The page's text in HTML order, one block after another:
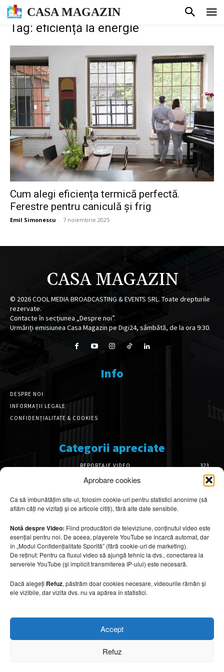
Aprobare cookies
Ca să îmbunătățim site-ul, folosim cookie-uri pentru statistici anonime (să
aflăm câți ne vizitați și ce articole citiți), fără alte date sensibile.
Notă despre Video: Fiind producători de televiziune, conținutul video este
esențial pentru noi. De aceea, playerele YouTube se încarcă automat, dar
în „Modul Confidențialitate Sporită” (fără cookie-uri de marketing).
De reținut: Pentru ca fluxul video să ajungă tehnic la dvs., conectarea la
serverele YouTube (și implicit transmiterea IP-ului) este necesară.
Dacă alegeți Refuz, păstrăm doar cookies necesare, videourile rămân și
ele vizibile, dar vizita dvs. nu va apărea în statistici.
Accept
Refuz
CASA MAGAZIN
Tag: eficiență la energie
Cum alegi eficiența termică perfectă.
Ferestre pentru caniculă și frig
Emil Simonescu - 7 noiembrie 2025
CASA MAGAZIN
© 2026COOL MEDIA BROADCASTING & EVENTS SRL. Toate drepturile
rezervate.
Contacte în secțiunea „Despre noi”.
Urmăriți emisiunea Casa Magazin pe Digi24, sâmbătă, de la ora 9:30.
Info
DESPRE NOI
INFORMAȚII LEGALE
CONFIDENȚIALITATE & COOKIES
Categorii apreciate
REPORTAJE VIDEO
323
AMENAJĂRI INTERIOARE
126
DESIGN INTERIOR
64
ARHITECTURĂ & DESIGN
OPINII & ANALIZE
43
Articole recomandate
Cele mai impresionante cabane moderne
7 august 2026
Ouse Valley Viaduct, construcția care
7 august 2026